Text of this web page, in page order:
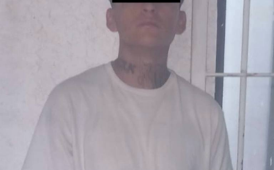
Al sitio acudieron agentes de la Agencia de Investigación
Criminal para realizar las investigaciones
correspondientes y deslindar responsabilidades
La Secretaría de Seguridad, Prevención y Protección
Ciudadana reconoce la actuación de los oficiales, quienes
respondieron conforme a protocolo ante una agresión
directa, priorizando la protección de la ciudadanía y de
su integridad.